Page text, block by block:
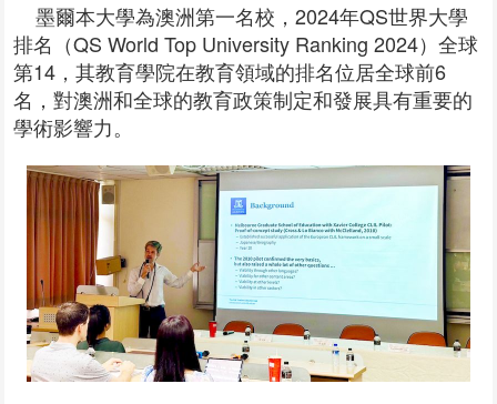
墨爾本大學為澳洲第一名校，2024年QS世界大學
排名（QS World Top University Ranking 2024）全球
第14，其教育學院在教育領域的排名位居全球前6
名，對澳洲和全球的教育政策制定和發展具有重要的
學術影響力。